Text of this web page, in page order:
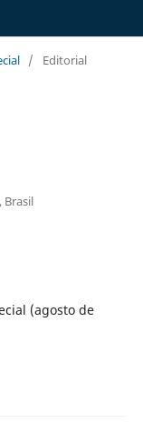
/ Editorial
Brasil
(agosto de